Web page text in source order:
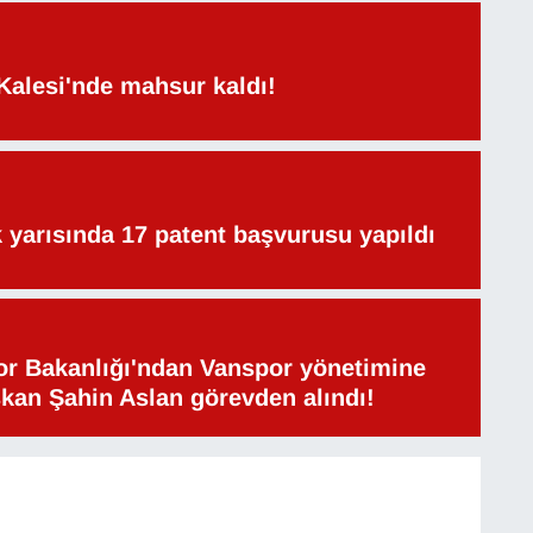
mahsur kaldı!
yarısında 17 patent başvurusu yapıldı
Bakanlığı'ndan Vanspor yönetimine
Şahin Aslan görevden alındı!